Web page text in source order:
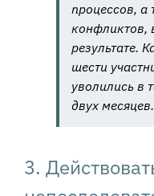
процессов, а
конфликтов,
результате.
шести
уволились в
двух месяцев.
3.